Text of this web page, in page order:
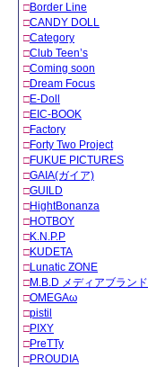
□Border Line
□CANDY DOLL
□Category
□Club Teen’s
□Coming soon
□Dream Focus
□E-Doll
□EIC-BOOK
□Factory
□Forty Two Project
□FUKUE PICTURES
□GAIA(ガイア)
□GUILD
□HightBonanza
□HOTBOY
□K.N.P.P
□KUDETA
□Lunatic ZONE
□M.B.D メディアブランド
□OMEGAω
□pistil
□PIXY
□PreTTy
□PROUDIA